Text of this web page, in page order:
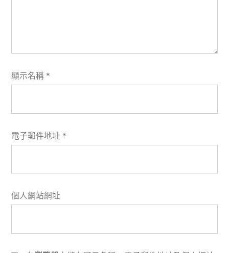
顯示名稱 *
電子郵件地址 *
個人網站網址